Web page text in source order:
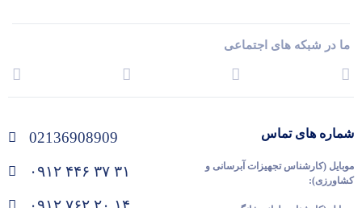
ما در شبکه های اجتماعی
شماره های تماس
موبایل (کارشناس تجهیزات آبرسانی و
کشاورزی):
02136908909
۰۹۱۲ ۴۴۶ ۳۷ ۳۱